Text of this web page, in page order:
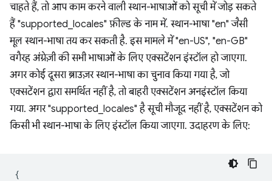
चाहते हैं, तो आप काम करने वाली स्थान-भाषाओं को सूची में जोड़ सकते
हैं "supported_locales" फ़ील्ड के नाम में. स्थान-भाषा "en" जैसी
मूल स्थान-भाषा तय कर सकती है. इस मामले में "en-US", "en-GB"
वगैरह अंग्रेज़ी की सभी भाषाओं के लिए एक्सटेंशन इंस्टॉल हो जाएगा.
अगर कोई दूसरा ब्राउज़र स्थान-भाषा का चुनाव किया गया है, जो
एक्सटेंशन द्वारा समर्थित नहीं है, तो बाहरी एक्सटेंशन अनइंस्टॉल किया
गया. अगर "supported_locales" है सूची मौजूद नहीं है, एक्सटेंशन को
किसी भी स्थान-भाषा के लिए इंस्टॉल किया जाएगा. उदाहरण के लिए:
{